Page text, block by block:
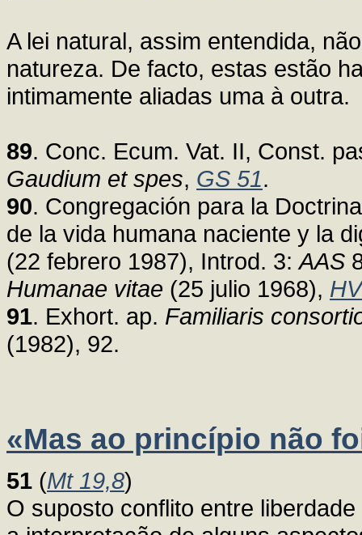
A lei natural, assim entendida,
natureza. De facto, estas estão
intimamente aliadas uma à outra.
89. Conc. Ecum. Vat. II, Const.
Gaudium et spes, GS 51.
90. Congregación para la
de la vida humana naciente y la
(22 febrero 1987), Introd. 3:AAS
Humanae vitae (25 julio 1968),
91. Exhort. ap. Familiaris
(1982), 92.
«Mas ao princípio não
51 (Mt 19,8)
O suposto conflito entre